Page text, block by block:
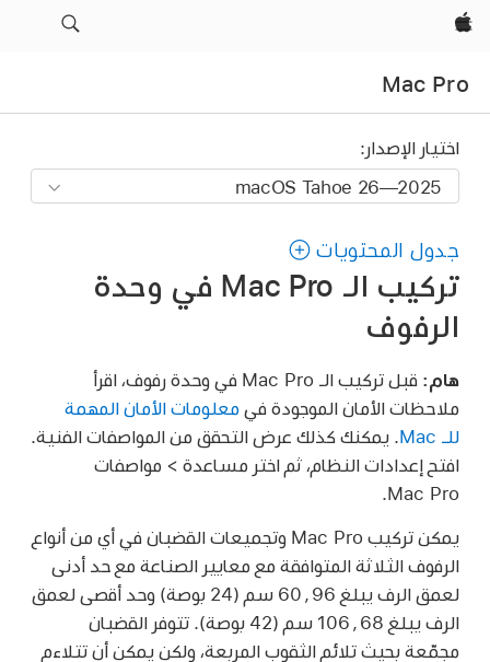
Apple‏
Mac Pro
اختيار الإصدار:
جدول المحتويات
تركيب الـ Mac Pro في وحدة
الرفوف
هام:
قبل تركيب الـ Mac Pro في وحدة رفوف، اقرأ
ملاحظات الأمان الموجودة في معلومات الأمان المهمة
للـ Mac
. يمكنك كذلك عرض التحقق من المواصفات الفنية.
افتح إعدادات النظام، ثم اختر مساعدة > مواصفات
Mac Pro.
يمكن تركيب Mac Pro وتجميعات القضبان في أي من أنواع
الرفوف الثلاثة المتوافقة مع معايير الصناعة مع حد أدنى
لعمق الرف يبلغ 60٫96 سم (24 بوصة) وحد أقصى لعمق
الرف يبلغ 106٫68 سم (42 بوصة). تتوفر القضبان
مجمّعة بحيث تلائم الثقوب المربعة، ولكن يمكن أن تتلاءم